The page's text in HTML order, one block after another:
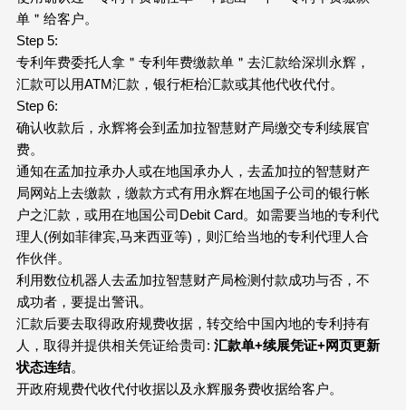
单＂给客户。
Step 5:
专利年费委托人拿＂专利年费缴款单＂去汇款给深圳永辉，
汇款可以用ATM汇款，银行柜枱汇款或其他代收代付。
Step 6:
确认收款后，永辉将会到孟加拉智慧财产局缴交专利续展官
费。
通知在孟加拉承办人或在地国承办人，去孟加拉的智慧财产
局网站上去缴款，缴款方式有用永辉在地国子公司的银行帐
户之汇款，或用在地国公司Debit Card。如需要当地的专利代
理人(例如菲律宾,马来西亚等)，则汇给当地的专利代理人合
作伙伴。
利用数位机器人去孟加拉智慧财产局检测付款成功与否，不
成功者，要提出警讯。
汇款后要去取得政府规费收据，转交给中国內地的专利持有
人，取得并提供相关凭证给贵司: 汇款单+续展凭证+网页更新
状态连结。
开政府规费代收代付收据以及永辉服务费收据给客户。